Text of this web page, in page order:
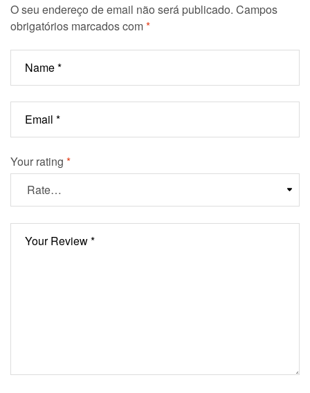
O seu endereço de email não será publicado. Campos
obrigatórios marcados com*
Your rating *